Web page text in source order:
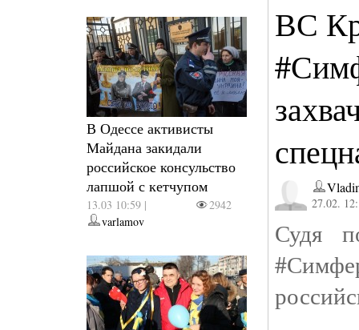
В Одессе активисты
Майдана закидали
российское консульство
лапшой с кетчупом
13.03 10:59 |
2942
varlamov
ВС
27.02.
Судя